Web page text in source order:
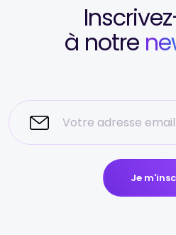
à notre
Je